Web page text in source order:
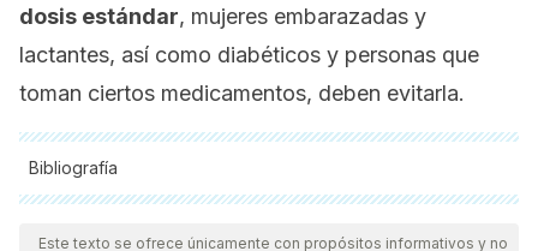
dosis estándar, mujeres embarazadas y
lactantes, así como diabéticos y personas que
toman ciertos medicamentos, deben evitarla.
Bibliografía
Todas las fuentes citadas fueron revisadas a profundidad por
nuestro equipo, para asegurar su calidad, confiabilidad,
Este texto se ofrece únicamente con propósitos informativos y no